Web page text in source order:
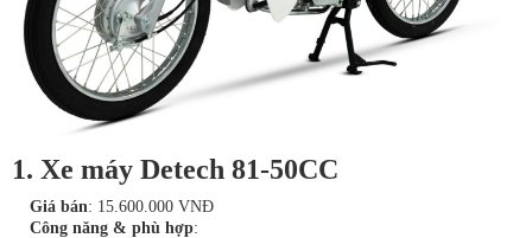
1. Xe máy Detech 81-50CC
Giá bán: 15.600.000 VNĐ
Công năng & phù hợp: